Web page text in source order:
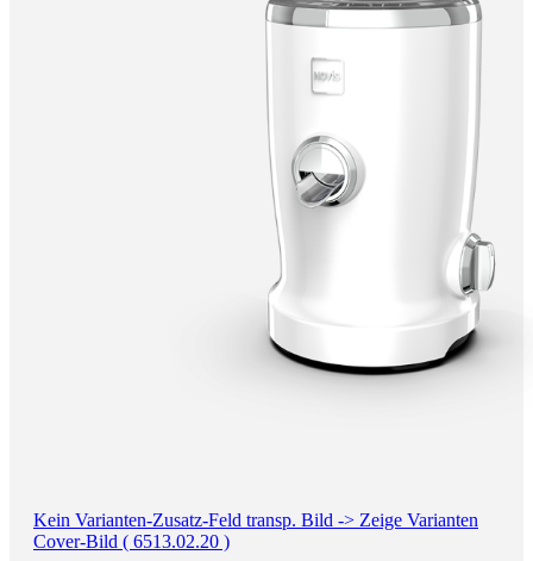
Kein Varianten-Zusatz-Feld transp. Bild -> Zeige Varianten
Cover-Bild ( 6513.02.20 )